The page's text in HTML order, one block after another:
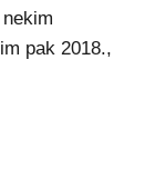
pak 2018.,